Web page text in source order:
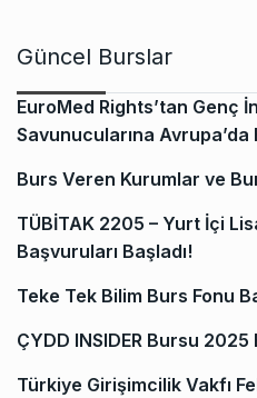
Güncel Burslar
EuroMed Rights’tan Genç
Savunucularına Avrupa’da
Burs Veren Kurumlar ve
TÜBİTAK 2205 – Yurt İçi
Başvuruları Başladı!
Teke Tek Bilim Burs Fonu
ÇYDD INSIDER Bursu
Türkiye Girişimcilik Vakfı